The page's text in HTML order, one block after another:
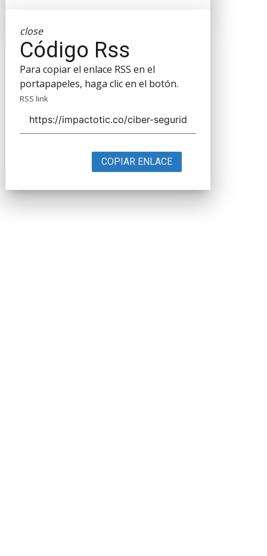
close
Código Rss
Para copiar el enlace RSS en el
portapapeles, haga clic en el botón.
RSS link
COPIAR ENLACE